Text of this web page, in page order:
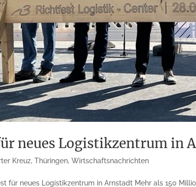
neues Logistikzentrum in
Kreuz,Thüringen,Wirtschaftsnachrichten
für neues Logistikzentrum in Arnstadt Mehr als 150